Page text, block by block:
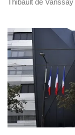
Thibault de